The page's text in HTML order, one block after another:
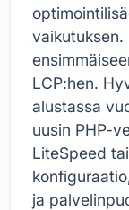
vaikutuksen.
LCP:hen.
alustassa
uusin PHP-
LiteSpeed
ja